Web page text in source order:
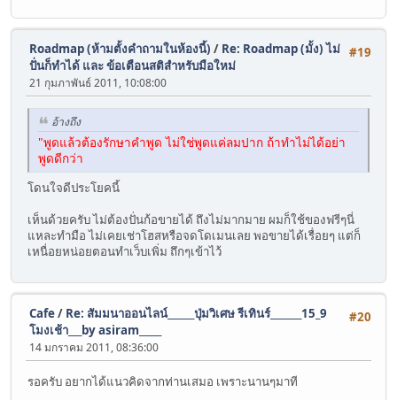
#19
Roadmap (ห้ามตั้งคำถามในห้องนี้) / Re: Roadmap (มั้ง) ไม่
ปั่นก็ทำได้ และ ข้อเตือนสติสำหรับมือใหม่
21 กุมภาพันธ์ 2011, 10:08:00
อ้างถึง
"พูดแล้วต้องรักษาคำพูด ไม่ใช่พูดแค่ลมปาก ถ้าทำไม่ได้อย่า
พูดดีกว่า
โดนใจดีประโยคนี้
เห็นด้วยครับ ไม่ต้องปั่นก้อขายได้ ถึงไม่มากมาย ผมก็ใช้ของฟรีๆนี่
แหละทำมือ ไม่เคยเช่าโฮสหรือจดโดเมนเลย พอขายได้เรื่อยๆ แต่ก็
เหนื่อยหน่อยตอนทำเว็บเพิ่ม ถึกๆเข้าไว้
#20
Cafe/ Re: สัมมนาออนไลน์______ปุ่มวิเศษ รีเทินร์_______15_9
โมงเช้า___by asiram_____
14 มกราคม 2011, 08:36:00
รอครับ อยากได้แนวคิดจากท่านเสมอ เพราะนานๆมาที